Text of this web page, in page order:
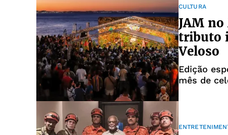
CULTURA
JAM
tributo
Veloso
Edição
mês de